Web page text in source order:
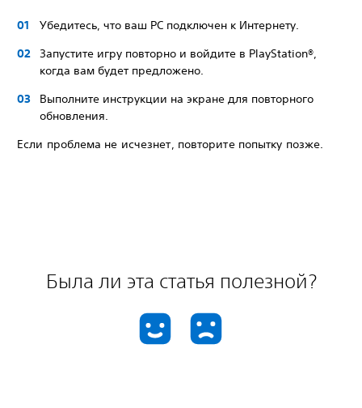
Убедитесь, что ваш PC подключен к Интернету.
Запустите игру повторно и войдите в PlayStation®,
когда вам будет предложено.
Выполните инструкции на экране для повторного
обновления.
Если проблема не исчезнет, повторите попытку позже.
Была ли эта статья полезной?